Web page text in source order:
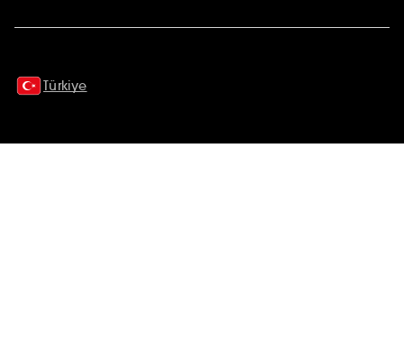
Türkiye